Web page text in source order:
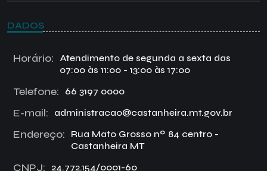
DADOS
Horário:
Atendimento de segunda a sexta das
07:00 às 11:00 - 13:00 às 17:00
Telefone: 66 3197 0000
E-mail: administracao@castanheira.mt.gov.br
Endereço:
Rua Mato Grosso nº 84 centro -
Castanheira MT
CNPJ: 24.772.154/0001-60